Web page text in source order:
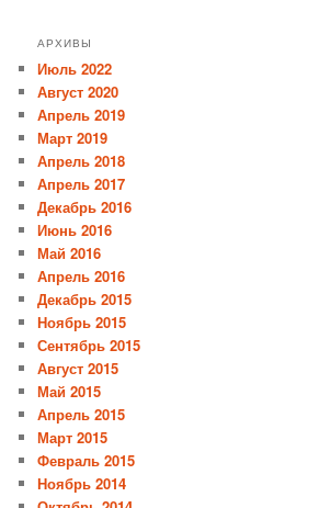
АРХИВЫ
Июль 2022
Август 2020
Апрель 2019
Март 2019
Апрель 2018
Апрель 2017
Декабрь 2016
Июнь 2016
Май 2016
Апрель 2016
Декабрь 2015
Ноябрь 2015
Сентябрь 2015
Август 2015
Май 2015
Апрель 2015
Март 2015
Февраль 2015
Ноябрь 2014